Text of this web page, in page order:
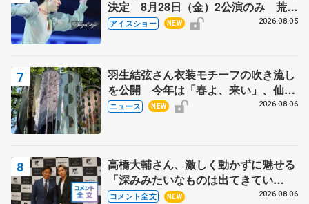
決定 8月28日（金）2公演のみ 荒川
静香さんプロデュース、20周年のアイ
アイスショー NEW 2026.08.05
羽生結弦さん衣装モチーフの吹き流し
を公開 今年は「春よ、来い」、仙台
の瑞鳳殿
ニュース NEW 2026.08.06
高橋大輔さん、激しく動かずに魅せる
「深みみたいなものは出てきてい
る？」 〝兄さん〟と慕うレジェンド
コメント全文 NEW 2026.08.06